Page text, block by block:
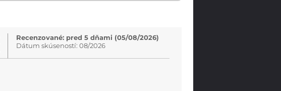
Recenzované: pred 5 dňami (05/08/2026)
Dátum skúseností: 08/2026